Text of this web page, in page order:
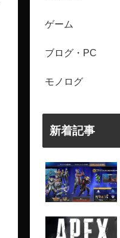
ゲーム
ブログ・PC
モノログ
新着記事